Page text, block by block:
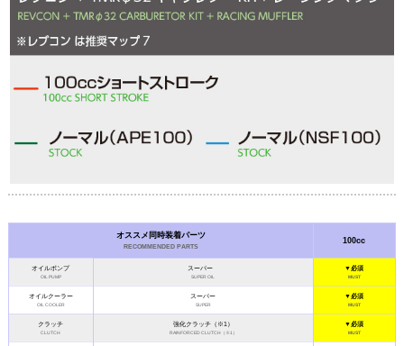
オススメ同時装着パーツ
RECOMMENDED PARTS
100cc
オイルポンプ
OIL PUMP
スーパー
SUPER OIL
▼必須
MUST
オイルクーラー
OIL COOLER
スーパー
SUPER
▼必須
MUST
クラッチ
CLUTCH
強化クラッチ（※1）
RAINFORCED CLUTCH（※1）
▼必須
MUST